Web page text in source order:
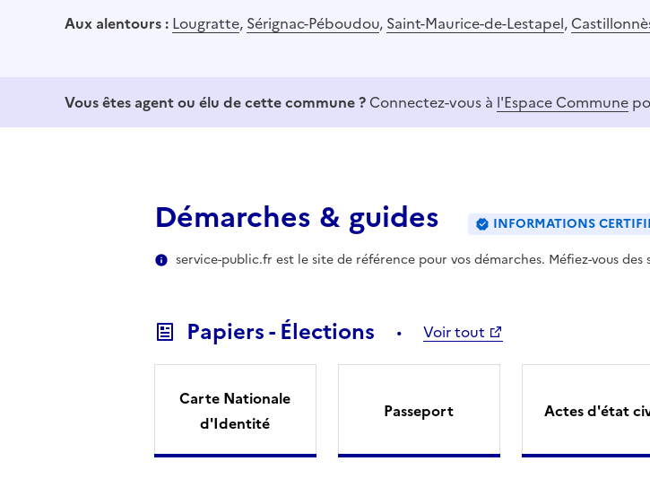
Aux alentours : Lougratte, Sérignac-Péboudou, Saint-Maurice-de-Lestapel,
Vous êtes agent ou élu de cette commune ? Connectez-vous à l'Espace Commune
Démarches & guides
INFORMATIONS
service-public.fr est le site de référence pour vos démarches. Méfiez-vous
Papiers - Élections Voir tout
Carte Nationale
d'Identité
Passeport Actes d'état